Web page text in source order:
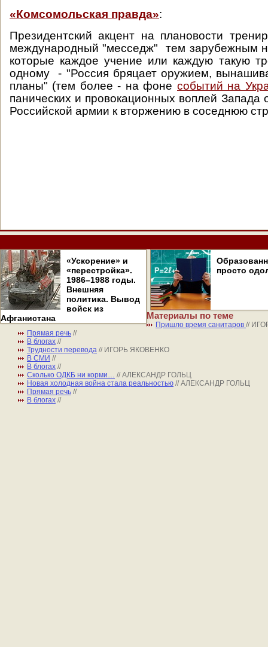
«Комсомольская правда»:
Президентский акцент на плановости
международный "месседж" тем зарубежным
которые каждое учение или каждую такую
одному - "Россия бряцает оружием,
планы" (тем более - на фоне событий на
панических и провокационных воплей Запада
Российской армии к вторжению в соседнюю
«Ускорение» и
«перестройка».
1986–1988 годы.
Внешняя
политика. Вывод
войск из
Афганистана
просто
Материалы по теме
Пришло время санитаров //
Прямая речь //
В блогах //
Трудности перевода // ИГОРЬ ЯКОВЕНКО
В СМИ //
В блогах //
Сколько ОДКБ ни корми… // АЛЕКСАНДР ГОЛЬЦ
Новая холодная война стала реальностью // АЛЕКСАНДР ГОЛЬЦ
Прямая речь //
В блогах //